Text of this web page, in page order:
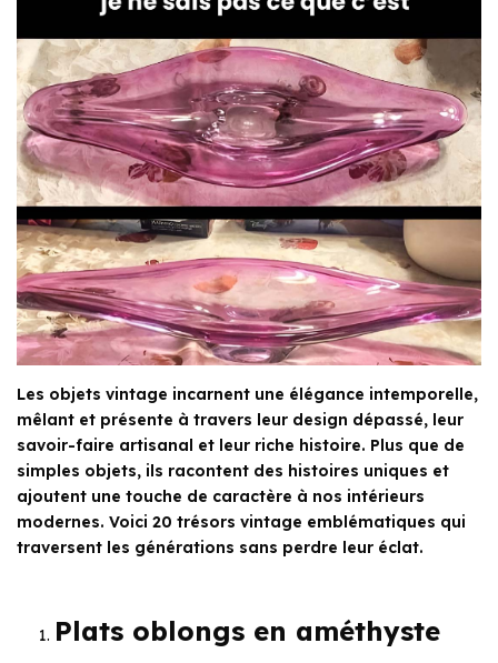
Les objets vintage incarnent une élégance intemporelle,
mêlant et présente à travers leur design dépassé, leur
savoir-faire artisanal et leur riche histoire. Plus que de
simples objets, ils racontent des histoires uniques et
ajoutent une touche de caractère à nos intérieurs
modernes. Voici 20 trésors vintage emblématiques qui
traversent les générations sans perdre leur éclat.
Plats oblongs en améthyste